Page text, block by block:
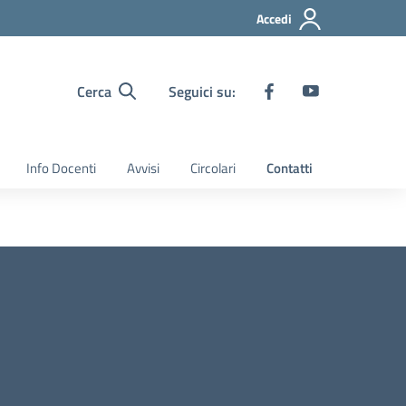
Accedi
Cerca Seguici su:
Info Docenti Avvisi Circolari Contatti